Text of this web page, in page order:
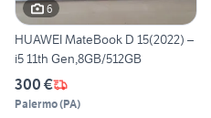
6
HUAWEI MateBook D 15(2022) –
i5 11th Gen,8GB/512GB
300 €
Palermo(PA)